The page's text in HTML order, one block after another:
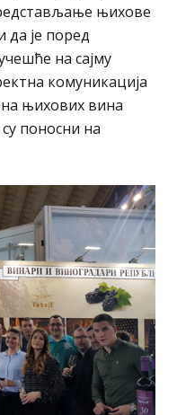
њихове
да је поред
на сајму
комуникација
њихових вина
поносни на